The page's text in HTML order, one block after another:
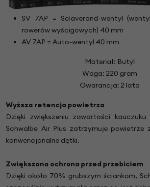
SV 7AP = Sclaverand-wentyl
rowerów wyścigowych) 40 mm
AV 7AP = Auto-wentyl 40 mm
Materiał: Butyl
Waga: 220 gram
Gwarancja: 2 lata
Wyższa retencja powietrza
Dzięki zwiększeniu zawartości
Schwalbe Air Plus zatrzymuje powietrze
konwencjonalne dętki.
Zwiększona ochrona przed przebiciem
Dzięki około 70% grubszym ściankom,